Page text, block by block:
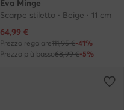
Eva Minge
Scarpe stiletto · Beige · 11 cm
Prezzo attuale
64,99 €
Prezzo regolare111,95 €-41%
Prezzo più basso68,99 €-5%